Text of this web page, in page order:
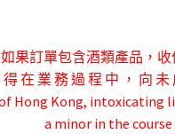
果訂單包含酒類產品，收
在 業 務 過 程 中 ， 向
Hong Kong, intoxicating
a minor in the course